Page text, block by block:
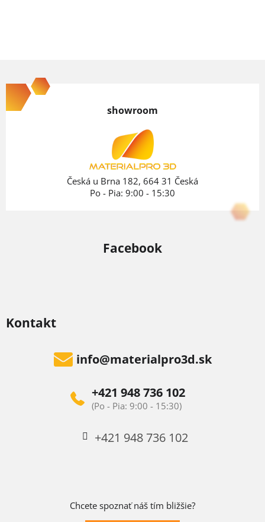
á
p
Kontakt
info@materialpro3d.sk
+421 948 736 102
+421 948 736 102
Chcete spoznať náš tím bližšie?
showroom
Česká u Brna 182, 664 31 Česká
Po - Pia: 9:00 - 15:30
Facebook